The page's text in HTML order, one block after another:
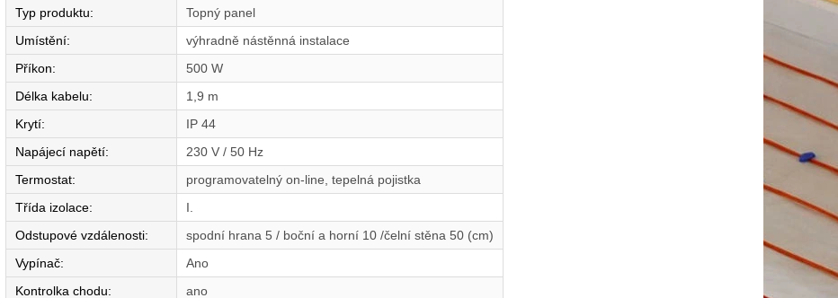
Typ produktu:
Topný panel
Umístění:
výhradně nástěnná instalace
Příkon:
500 W
Délka kabelu:
1,9 m
Krytí:
IP 44
Napájecí napětí:
230 V / 50 Hz
Termostat:
programovatelný on-line, tepelná pojistka
Třída izolace:
I.
Odstupové vzdálenosti:
spodní hrana 5 / boční a horní 10 /čelní stěna 50 (cm)
Vypínač:
Ano
Kontrolka chodu: ano